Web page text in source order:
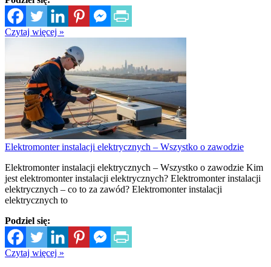
Czytaj więcej »
Elektromonter instalacji elektrycznych – Wszystko o zawodzie
Elektromonter instalacji elektrycznych – Wszystko o zawodzie Kim
jest elektromonter instalacji elektrycznych? Elektromonter instalacji
elektrycznych – co to za zawód? Elektromonter instalacji
elektrycznych to
Podziel się:
Czytaj więcej »